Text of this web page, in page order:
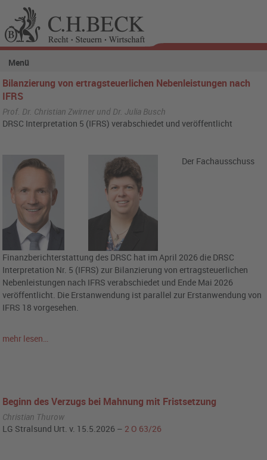
Menü
Bilanzierung von ertragsteuerlichen Nebenleistungen nach
IFRS
Prof. Dr. Christian Zwirner und Dr. Julia Busch
DRSC Interpretation 5 (IFRS) verabschiedet und veröffentlicht
Der Fachausschuss
Finanzberichterstattung des DRSC hat im April 2026 die DRSC
Interpretation Nr. 5 (IFRS) zur Bilanzierung von ertragsteuerlichen
Nebenleistungen nach IFRS verabschiedet und Ende Mai 2026
veröffentlicht. Die Erstanwendung ist parallel zur Erstanwendung von
IFRS 18 vorgesehen.
mehr lesen…
Beginn des Verzugs bei Mahnung mit Fristsetzung
Christian Thurow
LG Stralsund Urt. v. 15.5.2026 – 2 O 63/26